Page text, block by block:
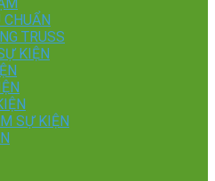
CHUẨN
TRUSS
KIỆN
SỰ KIỆN